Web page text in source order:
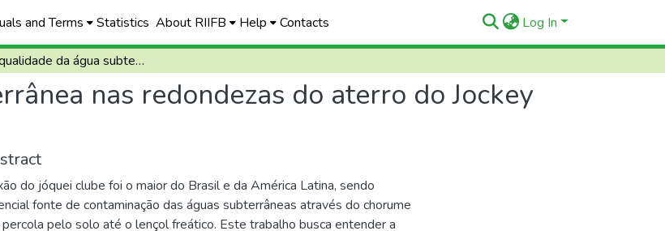
and Terms Statistics About RIIFB Help Contacts Log In
A qualidade da água subterrânea nas redondezas do aterro do Jockey Clube
nas redondezas do aterro do Jockey
do jóquei clube foi o maior do Brasil e da América Latina, sendo
fonte de contaminação das águas subterrâneas através do chorume
pelo solo até o lençol freático. Este trabalho busca entender a